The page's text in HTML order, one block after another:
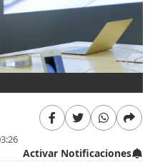
Activar Notificaciones